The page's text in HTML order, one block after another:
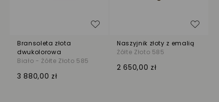
Bransoleta złota
dwukolorowa
Biało - Żółte Złoto 585
3 880,00 zł
Dodaj do listy życzeń
Naszyjnik złoty z emalią
Żółte Złoto 585
2 650,00 zł